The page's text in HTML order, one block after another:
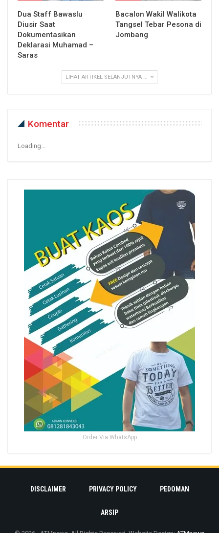
Dua Staff Bawaslu
Diusir Saat
Dokumentasikan
Deklarasi Muhamad –
Saras
Bacalon Wakil Walikota
Tangsel Tebar Pesona di
Jombang
LIHAT ARTIKEL SELANJUTNYA ...
Komentar
Loading...
Order Via WhatsApp
DISCLAIMER PRIVACY POLICY PEDOMAN
ARSIP